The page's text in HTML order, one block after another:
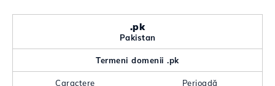
.pk
Pakistan
Termeni domenii .pk
Caractere
Perioadă